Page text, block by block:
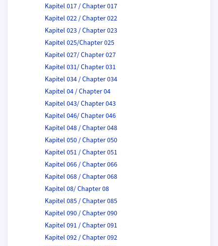
Kapitel 017 / Chapter 017
Kapitel 022 / Chapter 022
Kapitel 023 / Chapter 023
Kapitel 025/Chapter 025
Kapitel 027/ Chapter 027
Kapitel 031/ Chapter 031
Kapitel 034 / Chapter 034
Kapitel 04 / Chapter 04
Kapitel 043/ Chapter 043
Kapitel 046/ Chapter 046
Kapitel 048 / Chapter 048
Kapitel 050 / Chapter 050
Kapitel 051 / Chapter 051
Kapitel 066 / Chapter 066
Kapitel 068 / Chapter 068
Kapitel 08/ Chapter 08
Kapitel 085 / Chapter 085
Kapitel 090 / Chapter 090
Kapitel 091 / Chapter 091
Kapitel 092 / Chapter 092